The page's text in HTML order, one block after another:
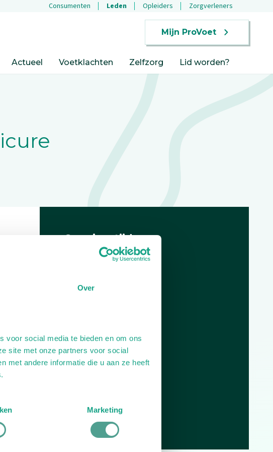
Over
voor social media te bieden en om ons
site met onze partners voor social
met andere informatie die u aan ze heeft
Marketing
Consumenten Leden Opleiders Zorgverleners
Mijn ProVoet
Actueel Voetklachten Zelfzorg Lid worden?
Openingstijden
Plan je route